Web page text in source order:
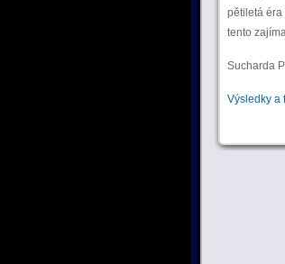
pětiletá éra
tento
Sucharda
Výsledky a